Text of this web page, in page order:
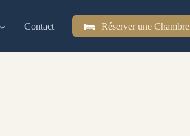
Contact Réserver une Chambre